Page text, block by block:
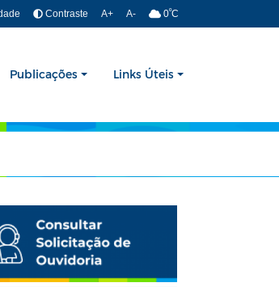
Contraste A+ A- 0ºC
Publicações Links Úteis